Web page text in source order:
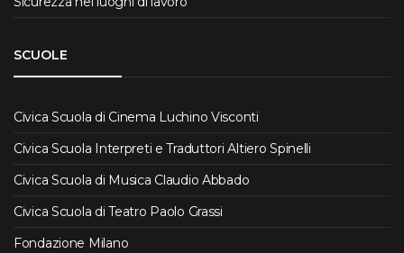
SCUOLE
Civica Scuola di Cinema Luchino Visconti
Civica Scuola Interpreti e Traduttori Altiero Spinelli
Civica Scuola di Musica Claudio Abbado
Civica Scuola di Teatro Paolo Grassi
Fondazione Milano